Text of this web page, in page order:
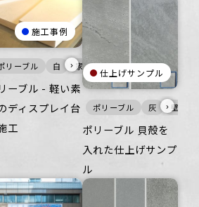
リア 家具・什器
施工事例
リーブル 白 家具・什器
›
ーブル - 軽い素
ディスプレイ台
工
仕上げサンプル
ポリーブル 灰 壁
›
ポリーブル 貝殻を
入れた仕上げサンプ
ル